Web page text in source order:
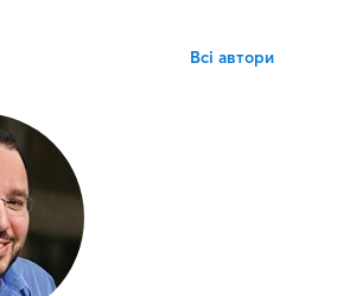
Всі автори